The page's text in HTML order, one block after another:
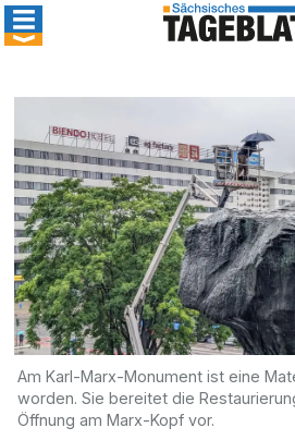
Am Karl-Marx-Monument ist eine
worden. Sie bereitet die
Öffnung am Marx-Kopf vor.